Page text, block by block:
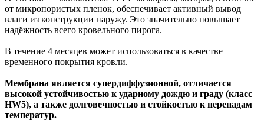
от микропористых пленок, обеспечивает активный вывод
влаги из конструкции наружу. Это значительно повышает
надёжность всего кровельного пирога.
В течение 4 месяцев может использоваться в качестве
временного покрытия кровли.
Мембрана является супердиффузионной, отличается
высокой устойчивостью к ударному дождю и граду (класс
HW5), а также долговечностью и стойкостью к перепадам
температур.